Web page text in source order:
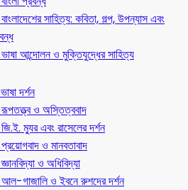
সাহিত্য: কবিতা, গল্প, উপন্যাস এবং
আন্দোলন ও মুক্তিযুদ্ধের সাহিত্য
দর্শন
ও অস্তিত্ববাদ
ম্যুর এবং রাসেলের দর্শন
ও মানবতাবাদ
ও অধিবিদ্যা
গাজালি ও ইবনে রুশদের দর্শন